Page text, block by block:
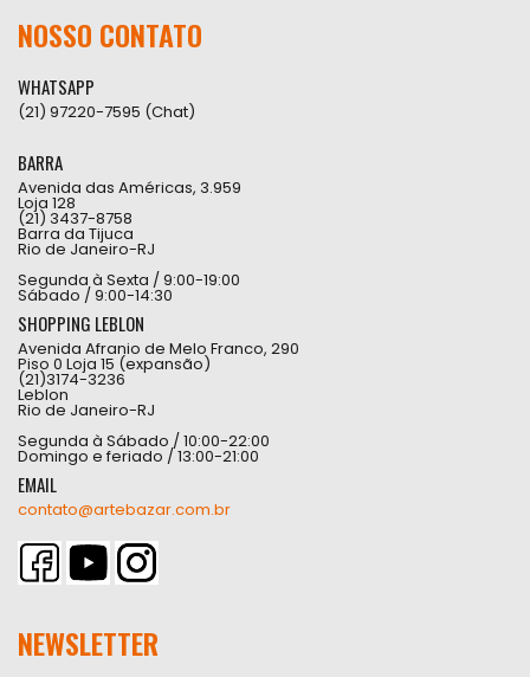
NOSSO CONTATO
WHATSAPP
(21) 97220-7595 (Chat)
BARRA
Avenida das Américas, 3.959
Loja 128
(21) 3437-8758
Barra da Tijuca
Rio de Janeiro-RJ
Segunda à Sexta / 9:00-19:00
Sábado / 9:00-14:30
SHOPPING LEBLON
Avenida Afranio de Melo Franco, 290
Piso 0 Loja 15 (expansão)
(21)3174-3236
Leblon
Rio de Janeiro-RJ
Segunda à Sábado / 10:00-22:00
Domingo e feriado / 13:00-21:00
EMAIL
contato@artebazar.com.br
NEWSLETTER